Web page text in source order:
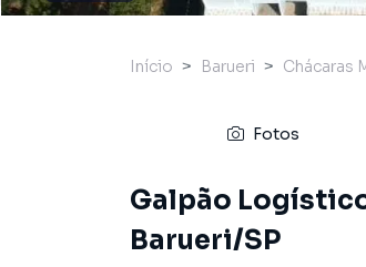
Início Barueri Chácaras
Fotos
Galpão
Barueri/SP